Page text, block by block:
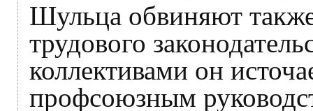
Шульца обвиняют
трудового
коллективами он
профсоюзным